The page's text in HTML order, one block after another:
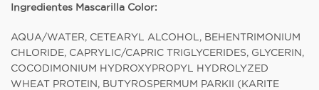
Ingredientes Mascarilla Color:
AQUA/WATER, CETEARYL ALCOHOL, BEHENTRIMONIUM
CHLORIDE, CAPRYLIC/CAPRIC TRIGLYCERIDES, GLYCERIN,
COCODIMONIUM HYDROXYPROPYL HYDROLYZED
WHEAT PROTEIN, BUTYROSPERMUM PARKII (KARITE